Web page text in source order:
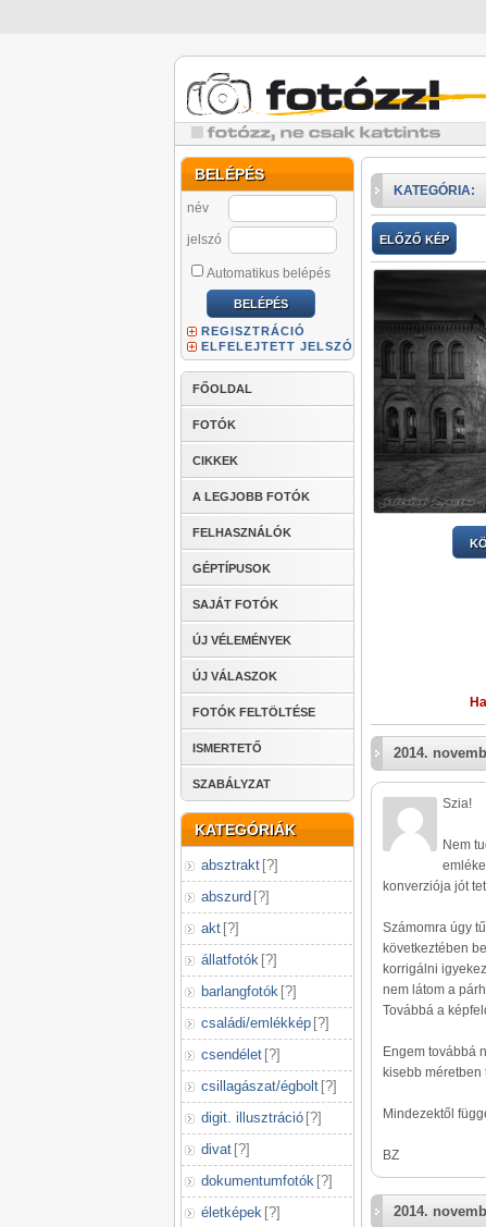
BELÉPÉS
név
jelszó
Automatikus belépés
REGISZTRÁCIÓ
ELFELEJTETT JELSZÓ
FŐOLDAL
FOTÓK
CIKKEK
A LEGJOBB FOTÓK
FELHASZNÁLÓK
GÉPTÍPUSOK
SAJÁT FOTÓK
ÚJ VÉLEMÉNYEK
ÚJ VÁLASZOK
FOTÓK FELTÖLTÉSE
ISMERTETŐ
SZABÁLYZAT
KATEGÓRIÁK
absztrakt [?]
abszurd [?]
akt [?]
állatfotók [?]
barlangfotók [?]
családi/emlékkép [?]
csendélet [?]
csillagászat/égbolt [?]
digit. illusztráció [?]
divat [?]
dokumentumfotók [?]
életképek [?]
KATEGÓRIA:
ELŐZŐ KÉP
2014.
Szia!
Nem
konverziója jót
Számomra úgy
következtében
korrigálni
nem látom a
Továbbá a
Engem továbbá
kisebb méretben
Mindezektől
BZ
2014.